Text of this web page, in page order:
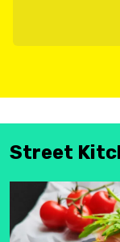
Street